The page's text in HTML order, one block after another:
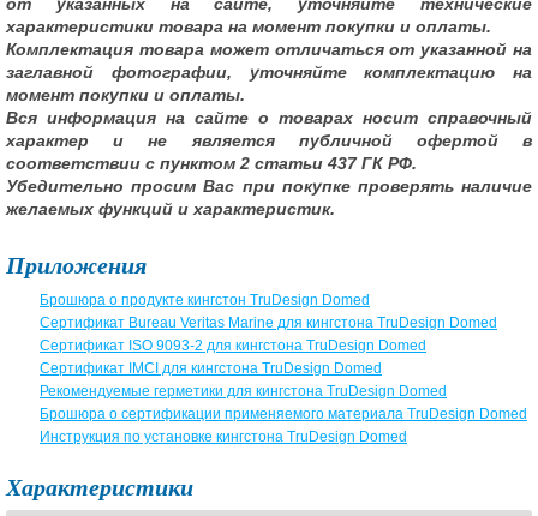
характеристики товара на момент покупки и оплаты.
Комплектация товара может отличаться от указанной на
заглавной фотографии, уточняйте комплектацию на
момент покупки и оплаты.
Вся информация на сайте о товарах носит справочный
характер и не является публичной офертой в
соответствии с пунктом 2 статьи 437 ГК РФ.
Убедительно просим Вас при покупке проверять наличие
желаемых функций и характеристик.
Приложения
Брошюра о продукте кингстон TruDesign Domed
Сертификат Bureau Veritas Marine для кингстона TruDesign Domed
Сертификат ISO 9093-2 для кингстона TruDesign Domed
Сертификат IMCI для кингстона TruDesign Domed
Рекомендуемые герметики для кингстона TruDesign Domed
Брошюра о сертификации применяемого материала TruDesign Domed
Инструкция по установке кингстона TruDesign Domed
Характеристики